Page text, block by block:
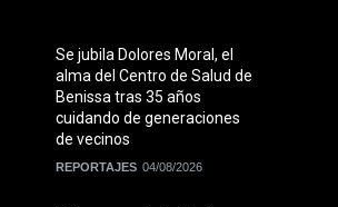
Se jubila Dolores Moral, el
alma del Centro de Salud de
Benissa tras 35 años
cuidando de generaciones
de vecinos
REPORTAJES 04/08/2026